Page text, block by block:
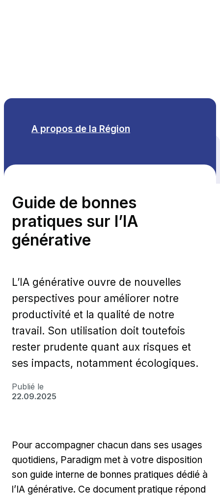
A propos de la Région
Guide de bonnes
pratiques sur l’IA
générative
L’IA générative ouvre de nouvelles
perspectives pour améliorer notre
productivité et la qualité de notre
travail. Son utilisation doit toutefois
rester prudente quant aux risques et
ses impacts, notamment écologiques.
Publié le
22.09.2025
Pour accompagner chacun dans ses usages
quotidiens, Paradigm met à votre disposition
son guide interne de bonnes pratiques dédié à
l’IA générative. Ce document pratique répond